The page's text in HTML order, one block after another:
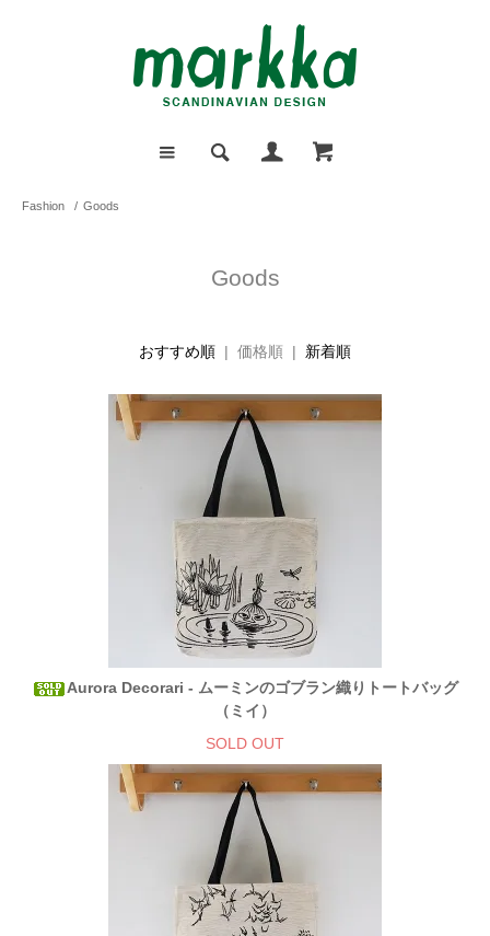
Fashion / Goods
Goods
おすすめ順 | 価格順 | 新着順
Aurora Decorari - ムーミンのゴブラン織りトートバッグ
（ミイ）
SOLD OUT